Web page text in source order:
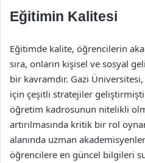
Eğitimin Kalitesi
Eğitimde kalite, öğrencilerin
sıra, onların kişisel ve sosyal
bir kavramdır. Gazi
için çeşitli stratejiler
öğretim kadrosunun nitelikli
artırılmasında kritik bir rol
alanında uzman
öğrencilere en güncel bilgileri